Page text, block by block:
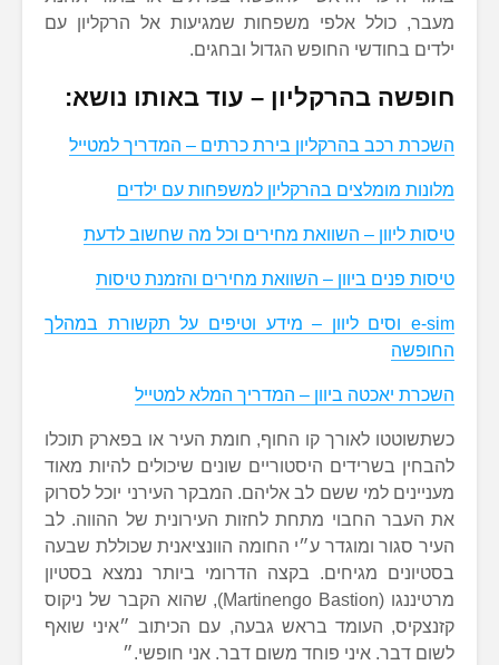
מעבר, כולל אלפי משפחות שמגיעות אל הרקליון עם
ילדים בחודשי החופש הגדול ובחגים.
חופשה בהרקליון – עוד באותו נושא:
השכרת רכב בהרקליון בירת כרתים – המדריך למטייל
מלונות מומלצים בהרקליון למשפחות עם ילדים
טיסות ליוון – השוואת מחירים וכל מה שחשוב לדעת
טיסות פנים ביוון – השוואת מחירים והזמנת טיסות
e-sim וסים ליוון – מידע וטיפים על תקשורת במהלך
החופשה
השכרת יאכטה ביוון – המדריך המלא למטייל
כשתשוטטו לאורך קו החוף, חומת העיר או בפארק תוכלו
להבחין בשרידים היסטוריים שונים שיכולים להיות מאוד
מעניינים למי ששם לב אליהם. המבקר העירני יוכל לסרוק
את העבר החבוי מתחת לחזות העירונית של ההווה. לב
העיר סגור ומוגדר ע״י החומה הוונציאנית שכוללת שבעה
בסטיונים מגיחים. בקצה הדרומי ביותר נמצא בסטיון
מרטיננגו (Martinengo Bastion), שהוא הקבר של ניקוס
קזנצקיס, העומד בראש גבעה, עם הכיתוב ״איני שואף
לשום דבר. איני פוחד משום דבר. אני חופשי.״